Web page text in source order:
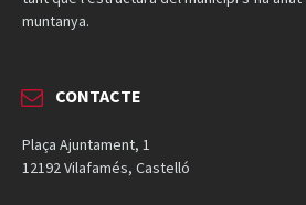
muntanya.
CONTACTE
Plaça Ajuntament, 1
12192 Vilafamés, Castelló